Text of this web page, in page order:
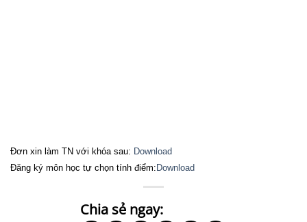
Đơn xin làm TN với khóa sau: Download
Đăng ký môn học tự chọn tính điểm: Download